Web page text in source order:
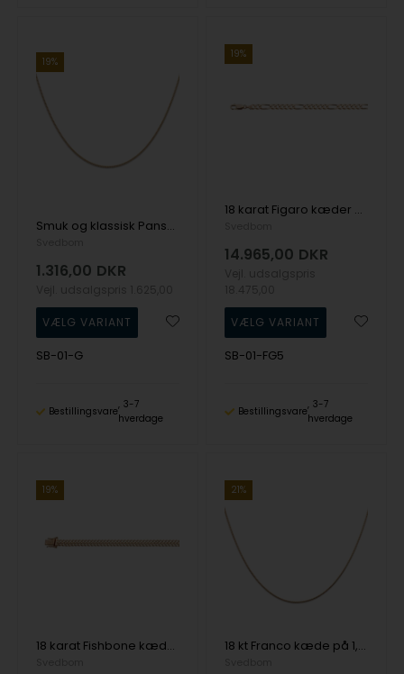
19%
Smuk og klassisk Panser kæde i 18 karat guld fra Svedbom. Måler 0,90 x 0,45 mm x 36-50 cm
1.316,00 DKR
SB-01-G
Bestillingsvare
3-7
hverdage
19%
18 karat Figaro kæder 3,63 x 1,65 mm fra Svedbom i flere længder
14.965,00 DKR
SB-01-FG5
Bestillingsvare
3-7
hverdage
19%
18 karat Fishbone kæde 4,30 x 0,80 mm fra Svedbom i flere længder
21%
18 kt Franco kæde på 1,0 mm fra Svedbom i flere længder